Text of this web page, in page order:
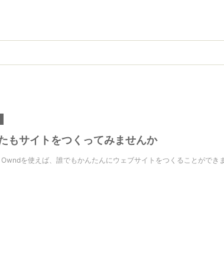
もサイトをつくってみませんか
を使えば、誰でもかんたんにウェブサイトをつくることができ